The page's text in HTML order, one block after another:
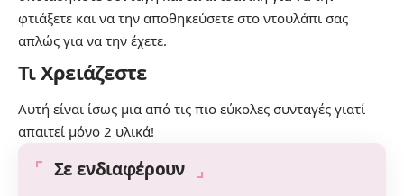
φτιάξετε και να την αποθηκεύσετε στο ντουλάπι σας
απλώς για να την έχετε.
Τι Χρειάζεστε
Αυτή είναι ίσως μια από τις πιο εύκολες συνταγές γιατί
απαιτεί μόνο 2 υλικά!
Σε ενδιαφέρουν